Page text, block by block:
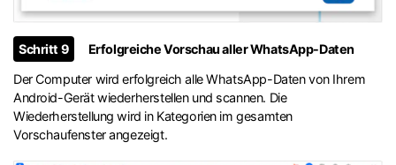
Schritt 9
Erfolgreiche Vorschau aller WhatsApp-Daten
Der Computer wird erfolgreich alle WhatsApp-Daten von Ihrem
Android-Gerät wiederherstellen und scannen. Die
Wiederherstellung wird in Kategorien im gesamten
Vorschaufenster angezeigt.